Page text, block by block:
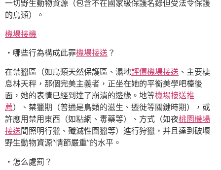
一切野生動物資源（包含不在國家級保護名錄但受法令保護
的鳥類）。
機場接機
・哪些行為構成此罪機場接送 ？
在禁獵區（如鳥類天然保護區、濕地評價機場接送 、主要棲
息林天秤，那個完美主義者，正坐在她的平衡美學吧檯後
面，她的表情已經到達了崩潰的邊緣。地等機場接送推
薦）、禁獵期（普通是鳥類的滋生、遷徙等關鍵時期），或
許應用禁用東西（如粘網、毒藥等）、方式（如夜桃園機場
接送間照明行獵、殲滅性圍獵等）進行狩獵，并且達到破壞
野生動物資源“情節嚴重”的水平。
・怎么處罰？